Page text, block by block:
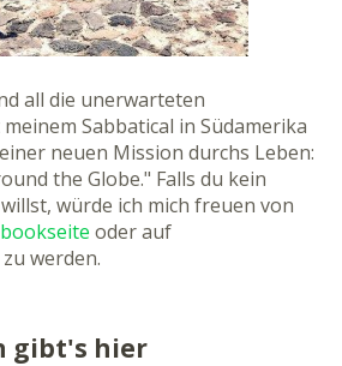
all die unerwarteten
Sabbatical in Südamerika
neuen Mission durchs Leben:
the Globe." Falls du kein
würde ich mich freuen von
oder auf
werden.
gibt's hier